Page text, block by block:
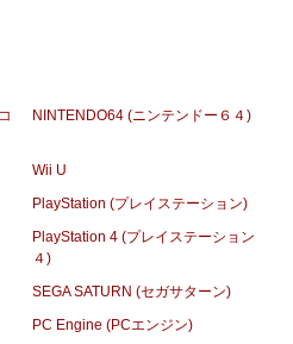
NINTENDO64 (ニンテンドー６４)
Wii U
PlayStation (プレイステーション)
PlayStation 4 (プレイステーション
４)
SEGA SATURN (セガサターン)
PC Engine (PCエンジン)